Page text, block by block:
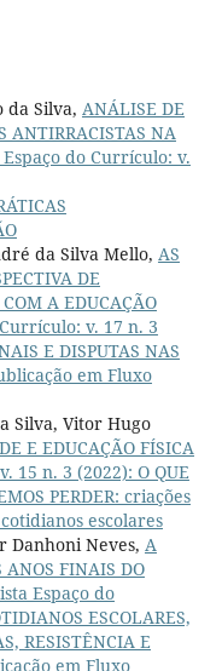
da Silva, ANÁLISE DE
ANTIRRACISTAS NA
Espaço do Currículo: v.
da Silva Mello, AS
DE
A EDUCAÇÃO
v. 17 n. 3
E DISPUTAS NAS
em Fluxo
Silva, Vitor Hugo
E EDUCAÇÃO FÍSICA
15 n. 3 (2022): O QUE
PERDER: criações
escolares
Danhoni Neves, A
ANOS FINAIS DO
Espaço do
ESCOLARES,
RESISTÊNCIA E
em Fluxo